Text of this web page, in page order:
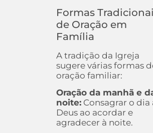
Formas
de Oração em
Família
A tradição da Igreja
sugere várias formas
oração familiar:
Oração da manhã e
noite:Consagrar o dia
Deus ao acordar e
agradecer à noite.